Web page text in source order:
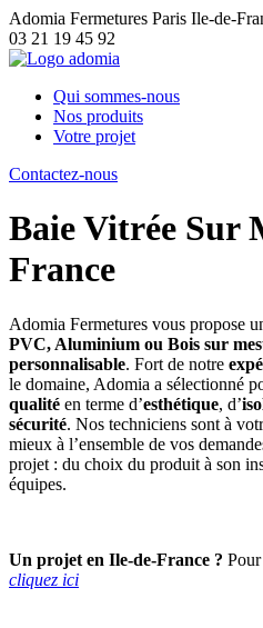
Adomia Fermetures Paris Ile-de-
03 21 19 45 92
Qui sommes-nous
Nos produits
Votre projet
Contactez-nous
Baie Vitrée Sur
France
Adomia Fermetures vous propose
PVC, Aluminium ou Bois sur
personnalisable. Fort de notre
le domaine, Adomia a sélectionné
qualité en terme d’esthétique, d’
sécurité. Nos techniciens sont à
mieux à l’ensemble de vos
projet : du choix du produit à son
équipes.
Un projet en Ile-de-France ?
cliquez ici